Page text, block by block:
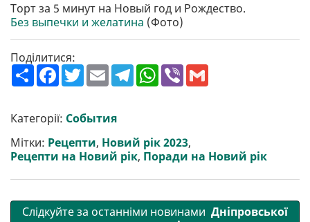
Торт за 5 минут на Новый год и Рождество.
Без выпечки и желатина (Фото)
Поділитися:
П
о
р
и
т
и
F
a
b
o
o
k
T
w
t
e
r
E
m
l
T
e
a
m
W
h
p
p
V
Категорії: События
Мітки: Рецепти, Новий рік 2023,
Рецепти на Новий рік, Поради на Новий рік
Слідкуйте за останніми новинами Дніпровської